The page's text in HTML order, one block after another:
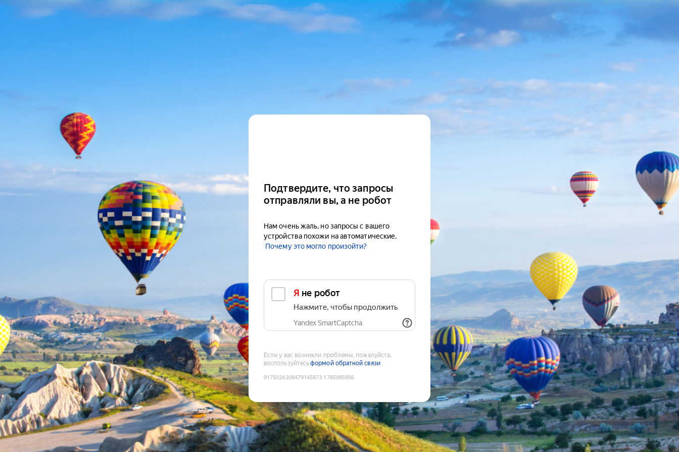
Подтвердите, что запросы
отправляли вы, а не робот
Нам очень жаль, но запросы с вашего
устройства похожи на автоматические.
Почему это могло произойти?
Я не робот
Нажмите, чтобы продолжить
Yandex SmartCaptcha
Если у вас возникли проблемы, пожалуйста,
воспользуйтесьформой обратной связи
9175024208479145873:1785985956